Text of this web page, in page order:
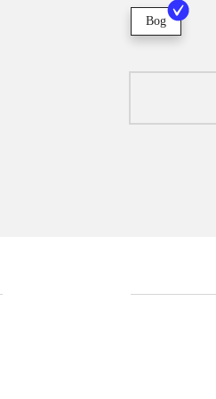
Bog